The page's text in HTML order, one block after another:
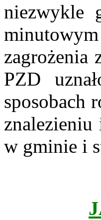
niezwykle
zagrożenia
PZD
sposobach
znalezieniu
w gminie i